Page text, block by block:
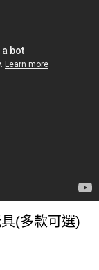
(多款可選)